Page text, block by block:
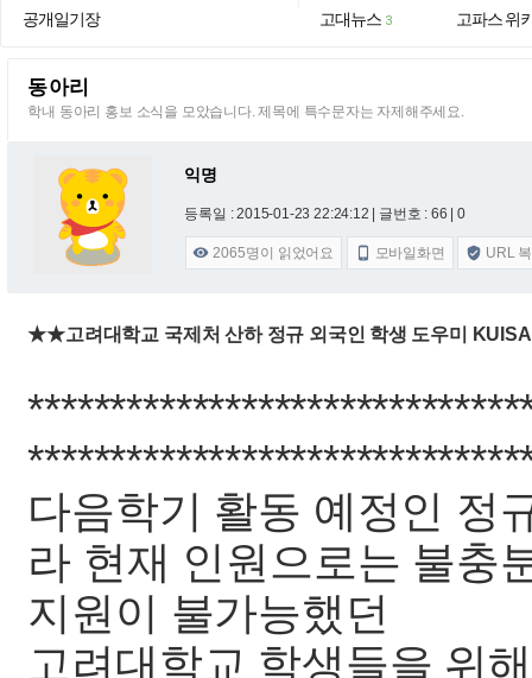
공개일기장 고대뉴스 3
고파스 위
동아리
학내 동아리 홍보 소식을 모았습니다. 제목에 특수문자는 자제해주세요.
익명
등록일 : 2015-01-23 22:24:12 | 글번호 : 66 | 0
 2065명이 읽었어요  모바일화면  URL
★★고려대학교 국제처 산하 정규 외국인 학생 도우미
다음학기 활동 예정인 정
라 현재 인원으로는 불충
지원이 불가능했던
고려대학교 학생들을 위